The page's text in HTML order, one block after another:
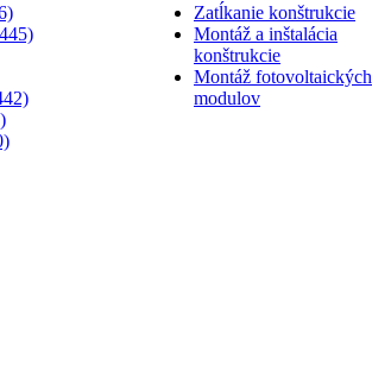
Zatĺkanie konštrukcie
Montáž a inštalácia
konštrukcie
Montáž fotovoltaických
modulov